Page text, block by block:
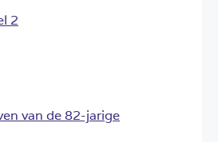
2
van de 82-jarige